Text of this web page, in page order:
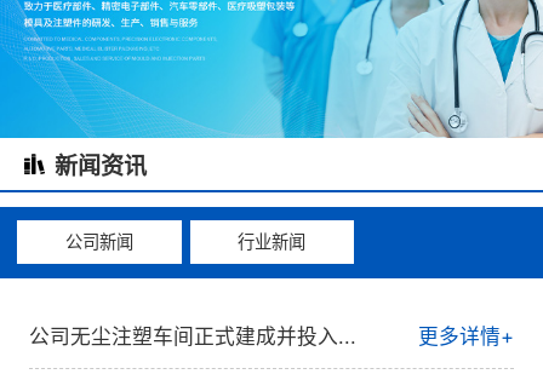
新闻资讯
公司新闻 行业新闻
公司无尘注塑车间正式建成并投入... 更多详情+